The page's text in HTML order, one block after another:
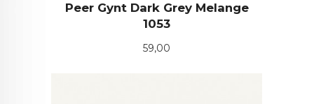
Peer Gynt Dark Grey Melange
1053
Pris
59,00